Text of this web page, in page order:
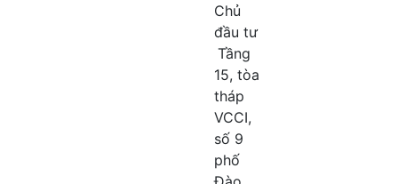
Chủ
đầu tư
Tầng
15, tòa
tháp
VCCI,
số 9
phố